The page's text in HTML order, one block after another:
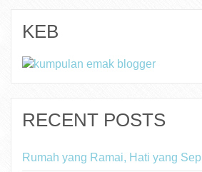
KEB
RECENT POSTS
Rumah yang Ramai, Hati yang